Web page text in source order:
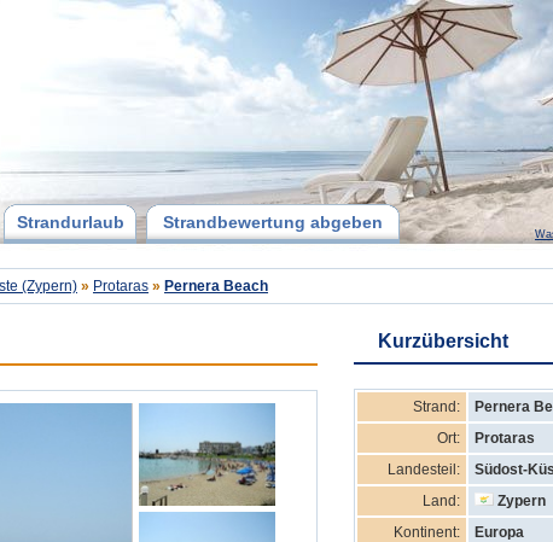
Strandurlaub Strandbewertung abgeben
(Zypern) » Protaras » Pernera Beach
Kurzübersicht
Strand:
Pernera
Ort:
Protaras
Landesteil:
Südost-
Land:
Zypern
Kontinent:
Europa